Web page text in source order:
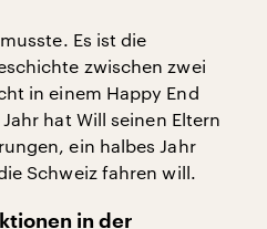
Es ist die
zwischen zwei
in einem Happy End
hat Will seinen Eltern
ein halbes Jahr
Schweiz fahren will.
in der